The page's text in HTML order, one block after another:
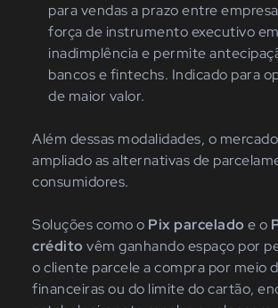
para vendas a prazo entre
força de instrumento executivo
inadimplência e permite
bancos e fintechs. Indicado para
de maior valor.
Além dessas modalidades, o
ampliado as alternativas de
consumidores.
Soluções como o Pix parcelado e o
crédito vêm ganhando espaço por
o cliente parcele a compra por meio
financeiras ou do limite do cartão,